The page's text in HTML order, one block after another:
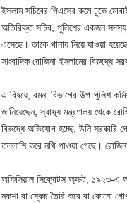
ইসলাম সচিবের পিএসের রুমে ঢুকে
অতিরিক্ত সচিব, পুলিশের একজন সদস্য
এসেছে। তাকে থানায় নিয়ে যাওয়া
সাংবাদিক রোজিনা ইসলামের বিরুদ্ধে
এ বিষয়ে, রমনা বিভাগের উপ-পুলিশ
জানিয়েছেন, স্বাস্থ্য মন্ত্রণালয় থেকে
বিরুদ্ধে অভিযোগ হচ্ছে, উনি সরকারি
তল্লাশি করে নথি পাওয়া গেছে।
অফিসিয়াল সিক্রেটস অ্যাক্ট, ১৯২৩-এ
নকশা বা স্কেচ তৈরি করে বা কোনো